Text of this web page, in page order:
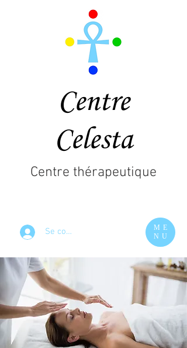
Centre
Celesta
Se connecter
ME
NU
Centre thérapeutique